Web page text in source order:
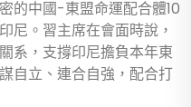
的中國-東盟命運配合體10
尼。習主席在會面時說，
系，支撐印尼擔負本年東
自立、連合自強，配合打